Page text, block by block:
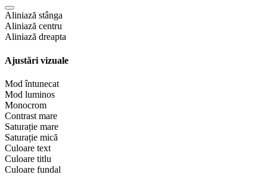
Aliniază stânga
Aliniază centru
Aliniază dreapta
Ajustări vizuale
Mod întunecat
Mod luminos
Monocrom
Contrast mare
Saturație mare
Saturație mică
Culoare text
Culoare titlu
Culoare fundal